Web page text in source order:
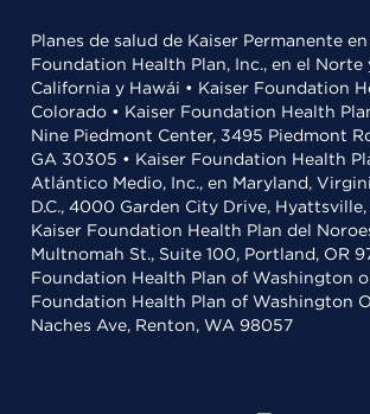
Planes de salud de Kaiser Permanente
Foundation Health Plan, Inc., en el Norte
California y Hawái • Kaiser Foundation
Colorado • Kaiser Foundation Health
Nine Piedmont Center, 3495 Piedmont
GA 30305 • Kaiser Foundation Health
Atlántico Medio, Inc., en Maryland,
D.C., 4000 Garden City Drive, Hyattsville,
Kaiser Foundation Health Plan del
Multnomah St., Suite 100, Portland, OR
Foundation Health Plan of Washington
Foundation Health Plan of Washington
Naches Ave, Renton, WA 98057